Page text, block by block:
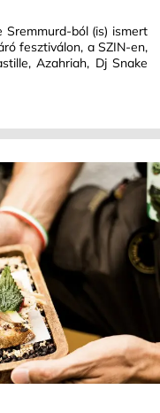
ból (is) ismert
fesztiválon, a SZIN-en,
Azahriah, Dj Snake